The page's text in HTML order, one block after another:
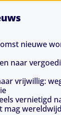
nieuwe
naar
vrijwillig:
vernietigd
mag